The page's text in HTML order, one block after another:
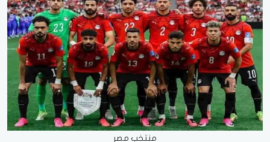
منتخب مصر